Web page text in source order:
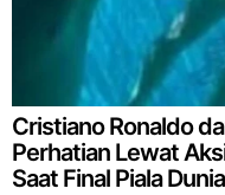
Cristiano Ronaldo
Perhatian Lewat
Saat Final Piala